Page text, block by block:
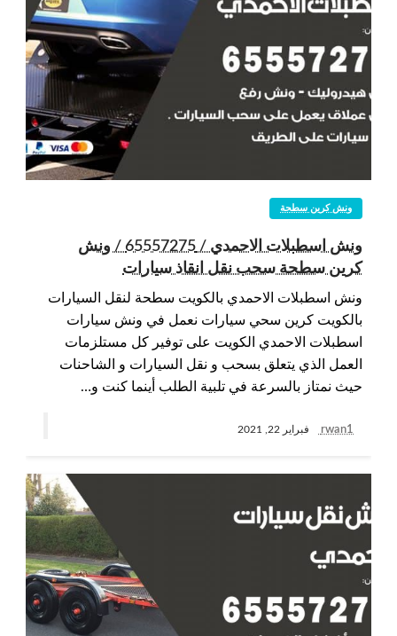
ونش كرين سطحة
ونش اسطبلات الاحمدي / 65557275 / ونش
كرين سطحة سحب نقل انقاذ سيارات
ونش اسطبلات الاحمدي بالكويت سطحة لنقل السيارات
بالكويت كرين سحي سيارات نعمل في ونش سيارات
اسطبلات الاحمدي الكويت على توفير كل مستلزمات
العمل الذي يتعلق بسحب و نقل السيارات و الشاحنات
حيث نمتاز بالسرعة في تلبية الطلب أينما كنت و…
rwan1 فبراير 22, 2021